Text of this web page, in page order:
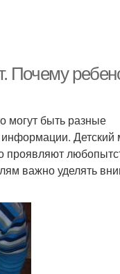
Почему
могут быть разные
Детский
проявляют
важно уделять